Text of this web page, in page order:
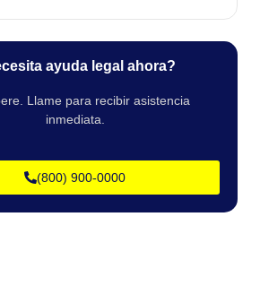
ayuda legal ahora?
Llame para recibir asistencia
inmediata.
(800) 900-0000